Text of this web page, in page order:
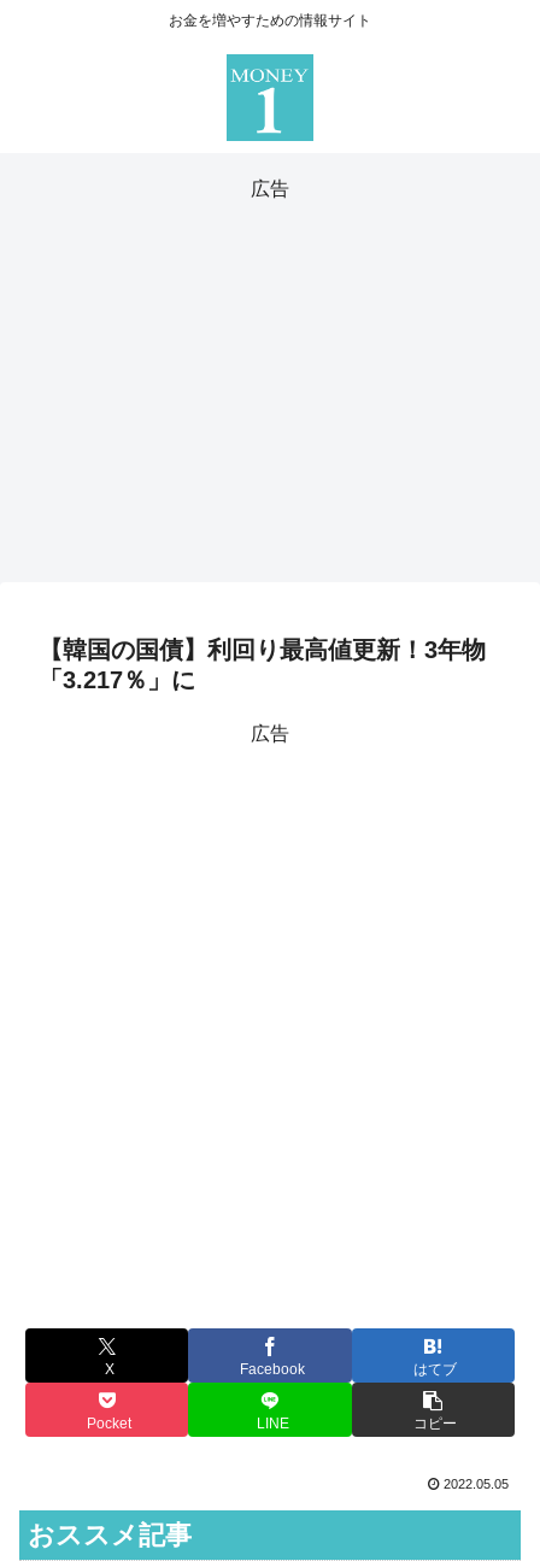
お金を増やすための情報サイト
広告
【韓国の国債】利回り最高値更新！3年物
「3.217％」に
広告
X Facebook はてブ
Pocket LINE コピー
2022.05.05
おススメ記事